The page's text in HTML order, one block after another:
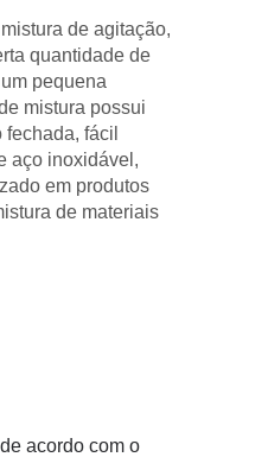
de agitação,
quantidade de
pequena
mistura possui
fácil
aço inoxidável,
em produtos
de materiais
acordo com o